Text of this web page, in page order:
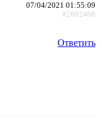
07/04/2021 01:55:09
#2892468
Ответить